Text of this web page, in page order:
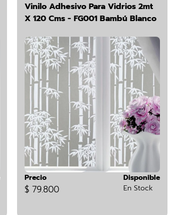
Vinilo Adhesivo Para Vidrios 2mt
X 120 Cms - FG001 Bambú Blanco
Precio
$ 79.800
Disponible
En Stock